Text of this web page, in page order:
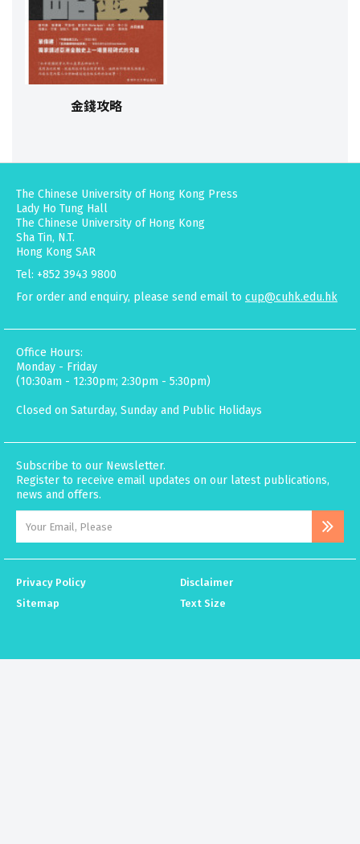
金錢攻略
The Chinese University of Hong Kong Press
Lady Ho Tung Hall
The Chinese University of Hong Kong
Sha Tin, N.T.
Hong Kong SAR
Tel: +852 3943 9800
For order and enquiry, please send email to cup@cuhk.edu.hk
Office Hours:
Monday - Friday
(10:30am - 12:30pm; 2:30pm - 5:30pm)
Closed on Saturday, Sunday and Public Holidays
Subscribe to our Newsletter.
Register to receive email updates on our latest publications,
news and offers.
Privacy Policy
Disclaimer
Sitemap
Text Size